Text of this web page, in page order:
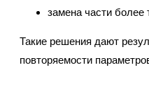
замена части
Такие решения дают
повторяемости